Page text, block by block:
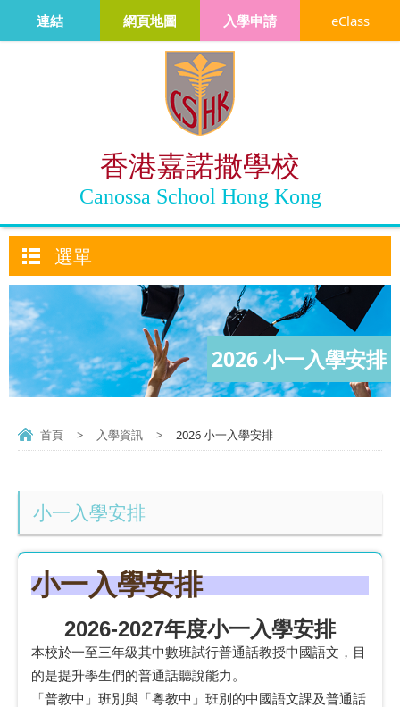
香港嘉諾撒學校
Canossa School Hong Kong
連結 網頁地圖 入學申請 eClass
選單
2026 小一入學安排
首頁 > 入學資訊 > 2026 小一入學安排
小一入學安排
小一入學安排
2026-2027年度小一入學安排
本校於一至三年級其中數班試行普通話教授中國語文，目
的是提升學生們的普通話聽說能力。
「普教中」班別與「粵教中」班別的中國語文課及普通話